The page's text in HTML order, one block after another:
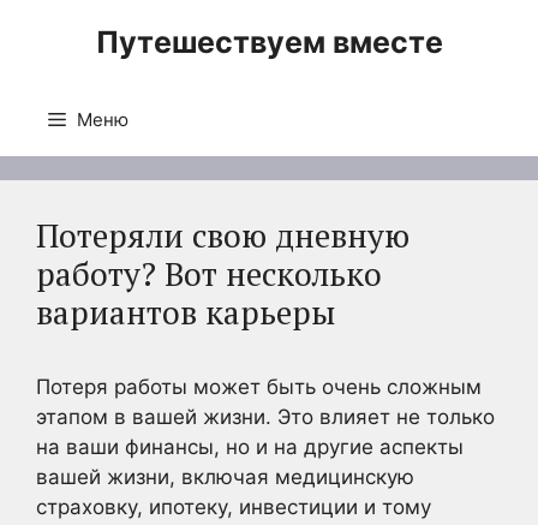
Путешествуем вместе
Меню
Потеряли свою дневную
работу? Вот несколько
вариантов карьеры
Потеря работы может быть очень сложным
этапом в вашей жизни. Это влияет не только
на ваши финансы, но и на другие аспекты
вашей жизни, включая медицинскую
страховку, ипотеку, инвестиции и тому